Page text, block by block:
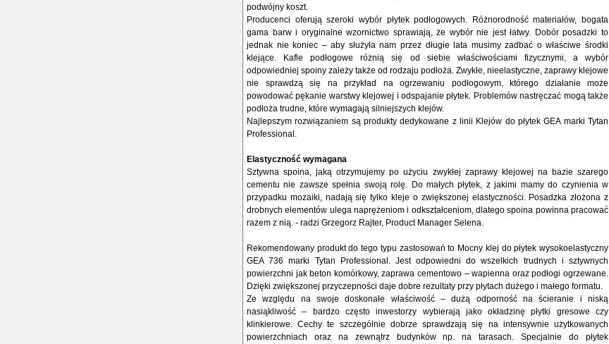
podwójny koszt.
Producenci oferują szeroki wybór płytek podłogowych. Różnorodność materiałów, bogata
gama barw i oryginalne wzornictwo sprawiają, że wybór nie jest łatwy. Dobór posadzki to
jednak nie koniec – aby służyła nam przez długie lata musimy zadbać o właściwe środki
klejące. Kafle podłogowe różnią się od siebie właściwościami fizycznymi, a wybór
odpowiedniej spoiny zależy także od rodzaju podłoża. Zwykłe, nieelastyczne, zaprawy klejowe
nie sprawdzą się na przykład na ogrzewaniu podłogowym, którego działanie może
powodować pękanie warstwy klejowej i odspajanie płytek. Problemów nastręczać mogą także
podłoża trudne, które wymagają silniejszych klejów.
Najlepszym rozwiązaniem są produkty dedykowane z linii Klejów do płytek GEA marki Tytan
Professional.
Elastyczność wymagana
Sztywna spoina, jaką otrzymujemy po użyciu zwykłej zaprawy klejowej na bazie szarego
cementu nie zawsze spełnia swoją rolę. Do małych płytek, z jakimi mamy do czynienia w
przypadku mozaiki, nadają się tylko kleje o zwiększonej elastyczności. Posadzka złożona z
drobnych elementów ulega naprężeniom i odkształceniom, dlatego spoina powinna pracować
razem z nią. - radzi Grzegorz Rajter, Product Manager Selena.
Rekomendowany produkt do tego typu zastosowań to Mocny klej do płytek wysokoelastyczny
GEA 736 marki Tytan Professional. Jest odpowiedni do wszelkich trudnych i sztywnych
powierzchni jak beton komórkowy, zaprawa cementowo – wapienna oraz podłogi ogrzewane.
Dzięki zwiększonej przyczepności daje dobre rezultaty przy płytach dużego i małego formatu.
Ze względu na swoje doskonałe właściwość – dużą odporność na ścieranie i niską
nasiąkliwość – bardzo często inwestorzy wybierają jako okładzinę płytki gresowe czy
klinkierowe. Cechy te szczególnie dobrze sprawdzają się na intensywnie użytkowanych
powierzchniach oraz na zewnątrz budynków np. na tarasach. Specjalnie do płytek